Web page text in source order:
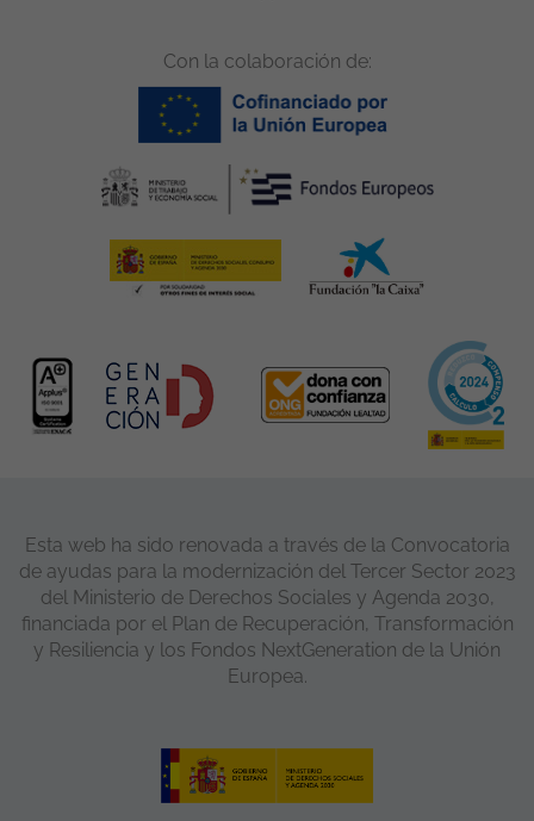
Con la colaboración de:
Esta web ha sido renovada a través de la Convocatoria
de ayudas para la modernización del Tercer Sector 2023
del Ministerio de Derechos Sociales y Agenda 2030,
financiada por el Plan de Recuperación, Transformación
y Resiliencia y los Fondos NextGeneration de la Unión
Europea.